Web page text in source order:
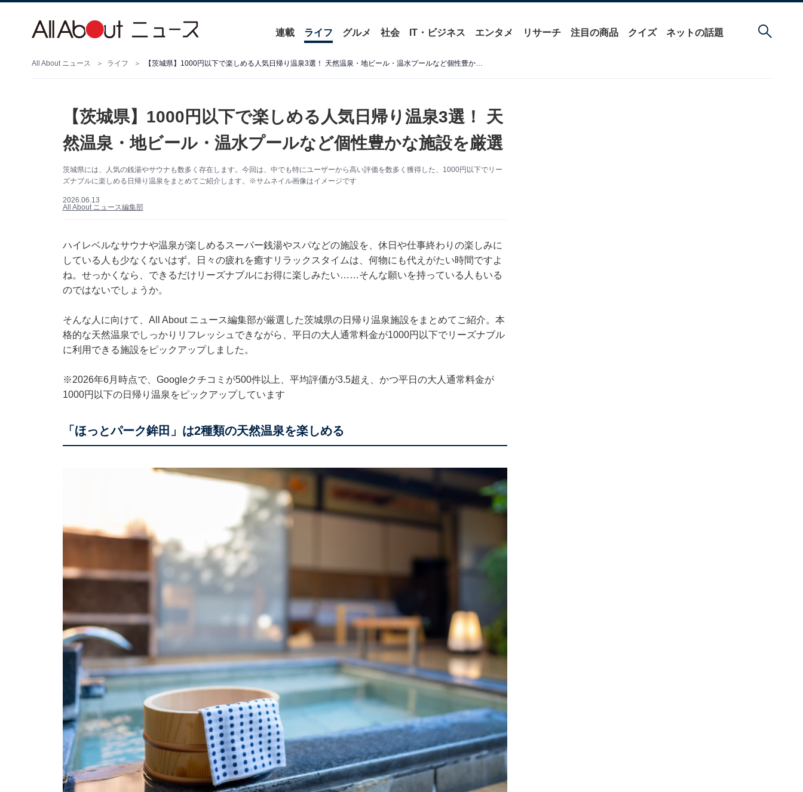
連載 ライフ グルメ 社会 IT・ビジネス エンタメ リサーチ 注目の商品 クイズ ネットの話題
All About ニュース ライフ 【茨城県】1000円以下で楽しめる人気日帰り温泉3選！ 天然温泉・地ビール・温水プールなど個性豊かな施設を厳選
【茨城県】1000円以下で楽しめる人気日帰り温泉3選！ 天
然温泉・地ビール・温水プールなど個性豊かな施設を厳選
茨城県には、人気の銭湯やサウナも数多く存在します。今回は、中でも特にユーザーから高い評価を数多く獲得した、1000円以下でリー
ズナブルに楽しめる日帰り温泉をまとめてご紹介します。※サムネイル画像はイメージです
2026.06.13
All About ニュース編集部
ハイレベルなサウナや温泉が楽しめるスーパー銭湯やスパなどの施設を、休日や仕事終わりの楽しみに
している人も少なくないはず。日々の疲れを癒すリラックスタイムは、何物にも代えがたい時間ですよ
ね。せっかくなら、できるだけリーズナブルにお得に楽しみたい……そんな願いを持っている人もいる
のではないでしょうか。
そんな人に向けて、All About ニュース編集部が厳選した茨城県の日帰り温泉施設をまとめてご紹介。本
格的な天然温泉でしっかりリフレッシュできながら、平日の大人通常料金が1000円以下でリーズナブル
に利用できる施設をピックアップしました。
※2026年6月時点で、Googleクチコミが500件以上、平均評価が3.5超え、かつ平日の大人通常料金が
1000円以下の日帰り温泉をピックアップしています
「ほっとパーク鉾田」は2種類の天然温泉を楽しめる